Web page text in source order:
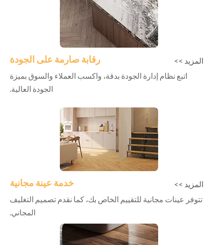
رقابة صارمة على الجودة
المزيد >>
اتبع نظام إدارة الجودة بدقة، واكسب العملاء والسوق بميزة
الجودة العالية.
خدمة عينة مجانية
المزيد >>
تتوفر عينات مجانية للتقييم الخاص بك، كما نقدم تصميم التغليف
المجاني.